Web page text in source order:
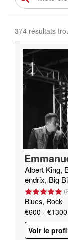
374 résultats
ow
Albert King,
endrix, Big
(
Blues, Rock
€600 - €1300
Voir le